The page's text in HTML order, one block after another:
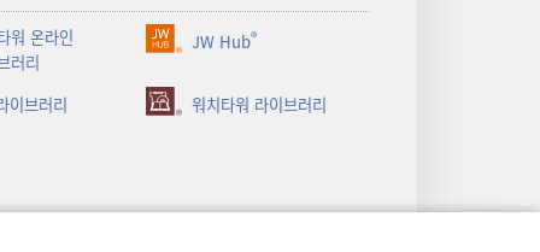
워 온라인
러리
JW Hub®
(새로운
열기)
이브러리 워치타워 라이브러리